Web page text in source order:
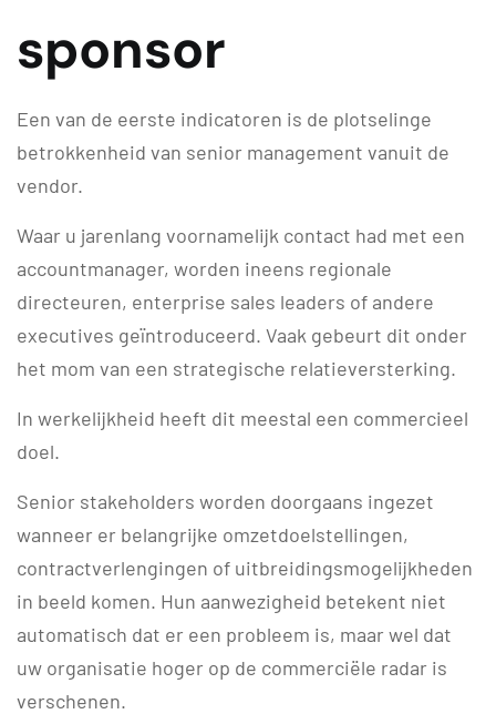
sponsor
Een van de eerste indicatoren is de plotselinge
betrokkenheid van senior management vanuit de
vendor.
Waar u jarenlang voornamelijk contact had met een
accountmanager, worden ineens regionale
directeuren, enterprise sales leaders of andere
executives geïntroduceerd. Vaak gebeurt dit onder
het mom van een strategische relatieversterking.
In werkelijkheid heeft dit meestal een commercieel
doel.
Senior stakeholders worden doorgaans ingezet
wanneer er belangrijke omzetdoelstellingen,
contractverlengingen of uitbreidingsmogelijkheden
in beeld komen. Hun aanwezigheid betekent niet
automatisch dat er een probleem is, maar wel dat
uw organisatie hoger op de commerciële radar is
verschenen.